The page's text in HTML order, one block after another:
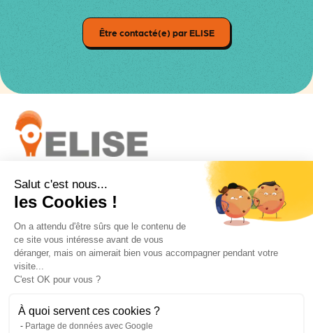
Être contacté(e) par ELISE
Suivez-nous
Voir toutes les actualités
ELISE - 2026
Salut c'est nous...
les Cookies !
On a attendu d'être sûrs que le contenu de
ce site vous intéresse avant de vous
déranger, mais on aimerait bien vous accompagner pendant votre
visite...
C'est OK pour vous ?
À quoi servent ces cookies ?
Partage de données avec Google